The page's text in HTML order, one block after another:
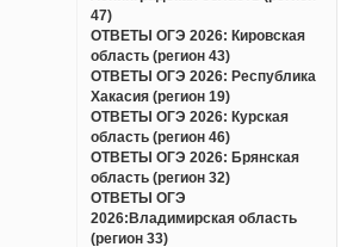
47)
ОТВЕТЫ ОГЭ 2026: Кировская
область (регион 43)
ОТВЕТЫ ОГЭ 2026: Республика
Хакасия (регион 19)
ОТВЕТЫ ОГЭ 2026: Курская
область (регион 46)
ОТВЕТЫ ОГЭ 2026: Брянская
область (регион 32)
ОТВЕТЫ ОГЭ
2026:Владимирская область
(регион 33)